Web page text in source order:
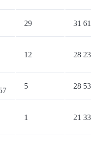
29 31
12 28
5 28
1 21